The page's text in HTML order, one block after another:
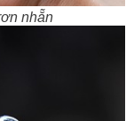
nhẵn